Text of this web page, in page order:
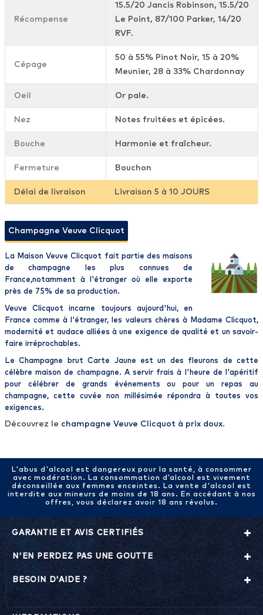
Récompense
15.5/20 Jancis Robinson, 15.5/20
Le Point, 87/100 Parker, 14/20
RVF.
Cépage
50 à 55% Pinot Noir, 15 à 20%
Meunier, 28 à 33% Chardonnay
Oeil Or pale.
Nez Notes fruitées et épicées.
Bouche Harmonie et fraîcheur.
Fermeture Bouchon
Délai de livraison Livraison 5 à 10 JOURS
Champagne Veuve Clicquot
La Maison Veuve Clicquot fait partie des maisons
dechampagne les plus connues de
France,notamment à l'étranger où elle exporte
près de 75% de sa production.
Veuve Clicquot incarne toujours aujourd'hui, en
France comme à l'étranger, les valeurs chères à Madame Clicquot,
modernité et audace alliées à une exigence de qualité et un savoir-
faire irréprochables.
LeChampagne brut Carte Jaune est un des fleurons de cette
célèbre maison de champagne. A servir frais à l'heure de l'apéritif
pour célébrer de grands événements ou pour un repas au
champagne, cettecuvée non millésimée répondra à toutes vos
exigences.
Découvrez le champagne Veuve Clicquot à prix doux.
L'abus d'alcool est dangereux pour la santé, à consommer
avec modération. La consommation d’alcool est vivement
déconseillée aux femmes enceintes. La vente d'alcool est
interdite aux mineurs de moins de 18 ans. En accédant à nos
offres, vous déclarez avoir 18 ans révolus.
GARANTIE ET AVIS CERTIFIÉS
N'EN PERDEZ PAS UNE GOUTTE
BESOIN D'AIDE ?